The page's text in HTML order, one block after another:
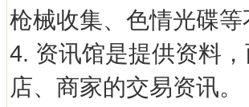
枪械收集、色情光碟
4. 资讯馆是提供资料
店、商家的交易资讯。